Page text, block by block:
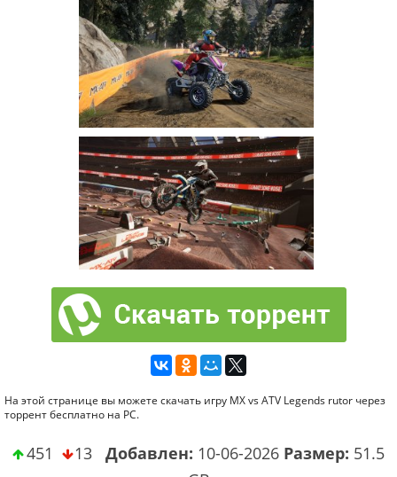
На этой странице вы можете скачать игру MX vs ATV Legends rutor через
торрент бесплатно на PC.
451 13 Добавлен: 10-06-2026 Размер: 51.5